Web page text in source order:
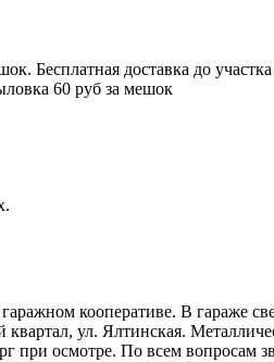
Бесплатная доставка до
60 руб за мешок
кооперативе. В гараже
квартал, ул. Ялтинская.
при осмотре. По всем вопросам